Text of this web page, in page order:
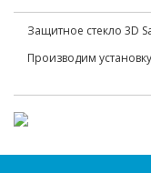
Защитное стекло 3D
Производим